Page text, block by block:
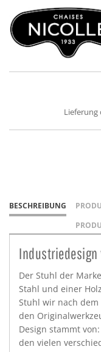
Lieferung
BESCHREIBUNG
Industriedesign
Der Stuhl der Marke
Stahl und einer
Stuhl wir nach
den
Design stammt
den vielen